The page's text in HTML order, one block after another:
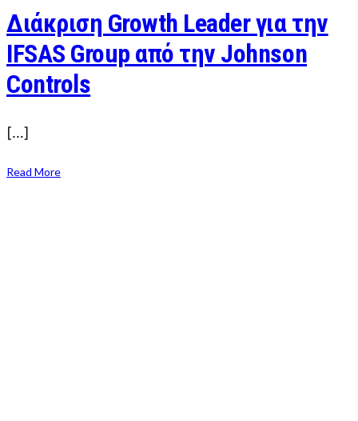
Διάκριση Growth Leader για την
IFSAS Group από την Johnson
Controls
[…]
Read More